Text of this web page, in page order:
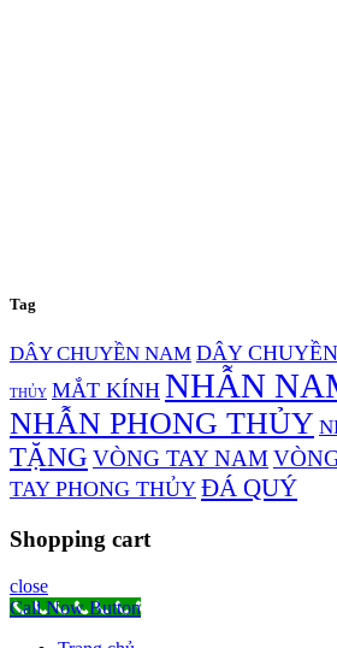
Tag
DÂY CHUYỀN NAM DÂY
THỦY MẮT KÍNH NHẪN
NHẪN PHONG THỦY
TẶNG VÒNG TAY NAM
TAY PHONG THỦY ĐÁ QUÝ
Shopping cart
close
Call Now Button